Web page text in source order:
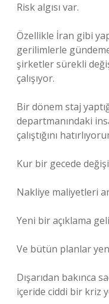
Risk algısı var.
Özellikle İran gibi
gerilimlerle
şirketler sürekli
çalışıyor.
Bir dönem staj
departmanındaki
çalıştığını
Kur bir gecede
Nakliye maliyetleri
Yeni bir açıklama
Ve bütün planlar
Dışarıdan bakınca
içeride ciddi bir kriz